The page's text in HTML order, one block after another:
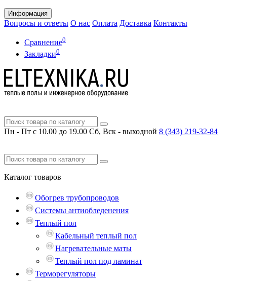
Информация
Вопросы и ответы О нас Оплата Доставка Контакты
Сравнение0
Закладки0
Пн - Пт с 10.00 до 19.00 Сб, Вск - выходной 8 (343) 219-32-84
Каталог товаров
Обогрев трубопроводов
Системы антиобледенения
Теплый пол
Кабельный теплый пол
Нагревательные маты
Теплый пол под ламинат
Терморегуляторы